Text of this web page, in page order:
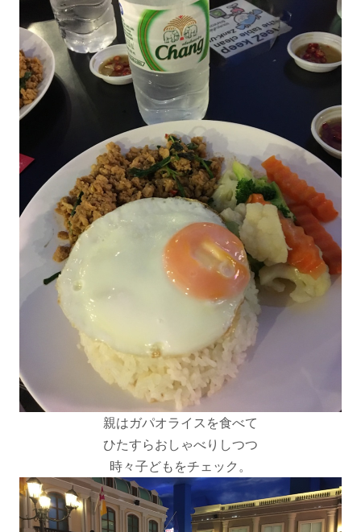
親はガパオライスを食べて
ひたすらおしゃべりしつつ
時々子どもをチェック。